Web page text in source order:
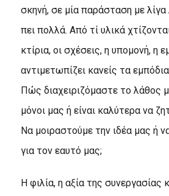
σκηνή, σε μία παράσταση με λίγα
πει πολλά. Από τί υλικά
κτίρια, οι σχέσεις, η υπομονή, η
αντιμετωπίζει κανείς τα
Πώς διαχειριζόμαστε το λάθος
μόνοι μας ή είναι καλύτερα να
Να μοιραστούμε την ιδέα μας ή
για τον εαυτό μας;
Η φιλία, η αξία της συνεργασίας